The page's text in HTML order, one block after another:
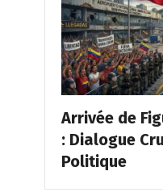
Arrivée de
: Dialogue
Politique